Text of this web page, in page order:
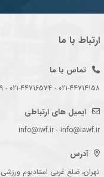
ارتباط با ما
تماس با ما
021-44714158 - 021-44716574 - 021-44714489
ایمیل های ارتباطی
info@iwf.ir - info@iawf.ir
آدرس
تهران، ضلع غربی استادیوم